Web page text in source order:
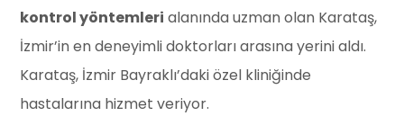
kontrol yöntemleri alanında uzman olan Karataş,
İzmir’in en deneyimli doktorları arasına yerini aldı.
Karataş, İzmir Bayraklı’daki özel kliniğinde
hastalarına hizmet veriyor.